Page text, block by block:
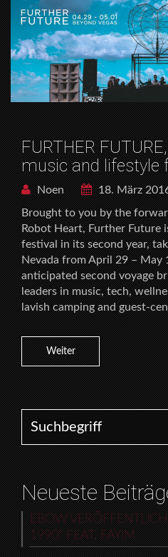
FURTHER
music and lifestyle
Noen
18. März
Brought to you by the
Robot Heart, Further Future
festival in its second year,
Nevada from April 29 – May
anticipated second voyage
leaders in music, tech,
lavish camping and guest-
Weiter
Search for:
Neueste
EBOW
1990“ FEAT. FAYIM